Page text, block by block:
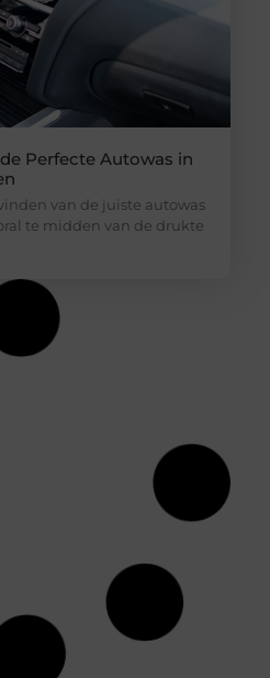
Perfecte Autowas in
van de juiste autowas
te midden van de drukte
binnen of scrolt online en
en flesjes is
product